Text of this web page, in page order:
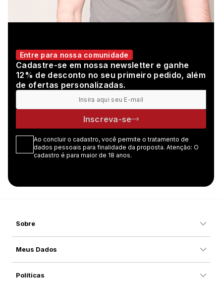
Entre para nossa comunidade
Cadastre-se em nossa newsletter e ganhe
12% de desconto no seu primeiro pedido, além
de ofertas personalizadas.
Inscreva-se
Ao concluir o cadastro, você permite o tratamento de
dados pessoais para finalidade da proposta. Atenção: O
cadastro é para maior de 18 anos.
Sobre
Meus Dados
Políticas